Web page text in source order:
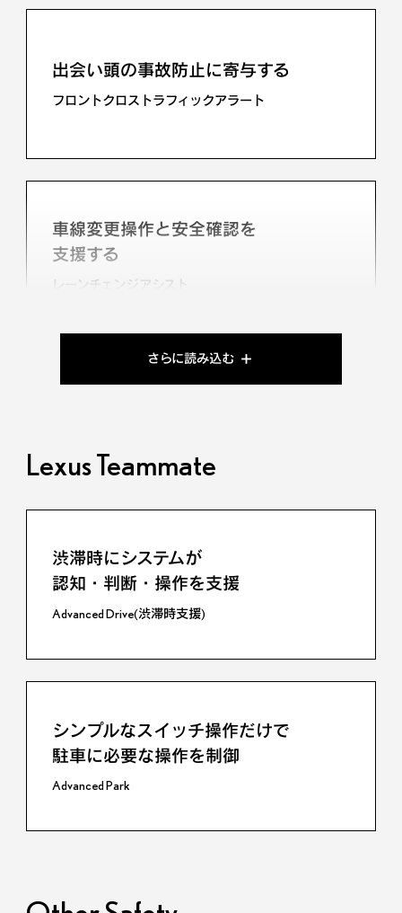
出会い頭の事故防止に寄与する
フロントクロストラフィックアラート
車線変更操作と安全確認を
支援する
レーンチェンジアシスト
レーンディパーチャーアラート
停止・発進を繰り返すシーンで、
運転負荷の低減を図る
レーダークルーズコントロール
よりきめ細やかに
点灯・消灯の範囲を制御し
ハイビームでの走行頻度を高める
さらに読み込む
Lexus Teammate
渋滞時にシステムが
認知・判断・操作を支援
Advanced Drive(渋滞時支援)
シンプルなスイッチ操作だけで
駐車に必要な操作を制御
Advanced Park